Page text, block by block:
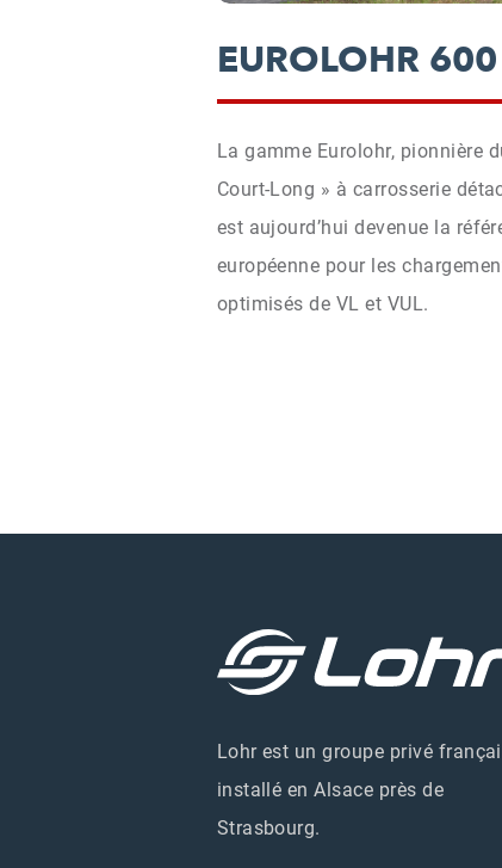
EUROLOHR 600
La gamme Eurolohr, pionnière
Court-Long » à carrosserie
est aujourd’hui devenue la
européenne pour les
optimisés de VL et VUL.
Lohr est un groupe privé
installé en Alsace près de
Strasbourg.